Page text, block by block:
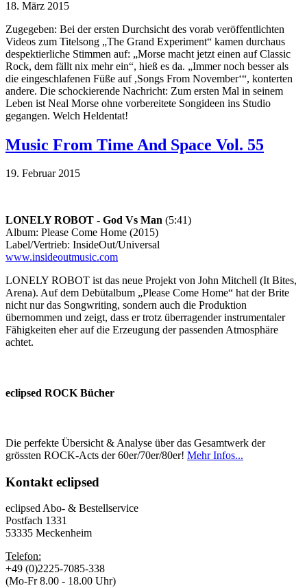
18. März 2015
Zugegeben: Bei der ersten Durchsicht des vorab veröffentlichten
Videos zum Titelsong „The Grand Experiment“ kamen durchaus
despektierliche Stimmen auf: „Morse macht jetzt einen auf Classic
Rock, dem fällt nix mehr ein“, hieß es da. „Immer noch besser als
die eingeschlafenen Füße auf ,Songs From November‘“, konterten
andere. Die schockierende Nachricht: Zum ersten Mal in seinem
Leben ist Neal Morse ohne vorbereitete Songideen ins Studio
gegangen. Welch Heldentat!
Music From Time And Space Vol. 55
19. Februar 2015
LONELY ROBOT - God Vs Man (5:41)
Album: Please Come Home (2015)
Label/Vertrieb: InsideOut/Universal
www.insideoutmusic.com
LONELY ROBOT ist das neue Projekt von John Mitchell (It Bites,
Arena). Auf dem Debütalbum „Please Come Home“ hat der Brite
nicht nur das Songwriting, sondern auch die Produktion
übernommen und zeigt, dass er trotz überragender instrumentaler
Fähigkeiten eher auf die Erzeugung der passenden Atmosphäre
achtet.
eclipsed ROCK Bücher
Die perfekte Übersicht & Analyse über das Gesamtwerk der
grössten ROCK-Acts der 60er/70er/80er! Mehr Infos...
Kontakt eclipsed
eclipsed Abo- & Bestellservice
Postfach 1331
53335 Meckenheim
Telefon:
+49 (0)2225-7085-338
(Mo-Fr 8.00 - 18.00 Uhr)